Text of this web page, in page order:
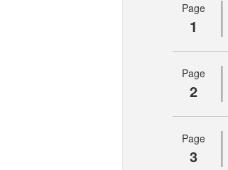
Page
1
Page
2
Page
3